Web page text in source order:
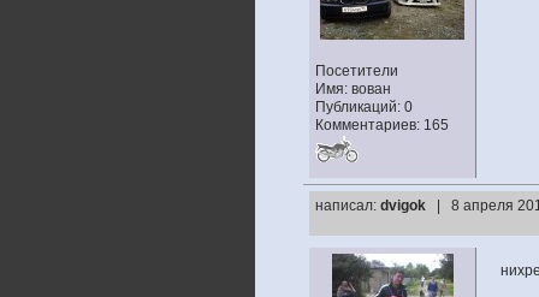
Посетители
Имя: вован
Публикаций: 0
Комментариев: 165
написал: dvigok | 8 апреля